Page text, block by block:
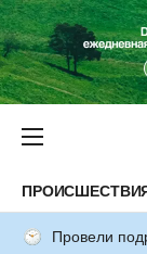
Провели